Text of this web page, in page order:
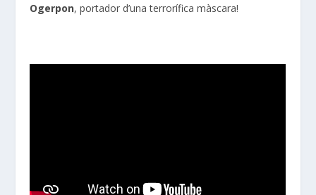
Ogerpon, portador d’una terrorífica màscara!